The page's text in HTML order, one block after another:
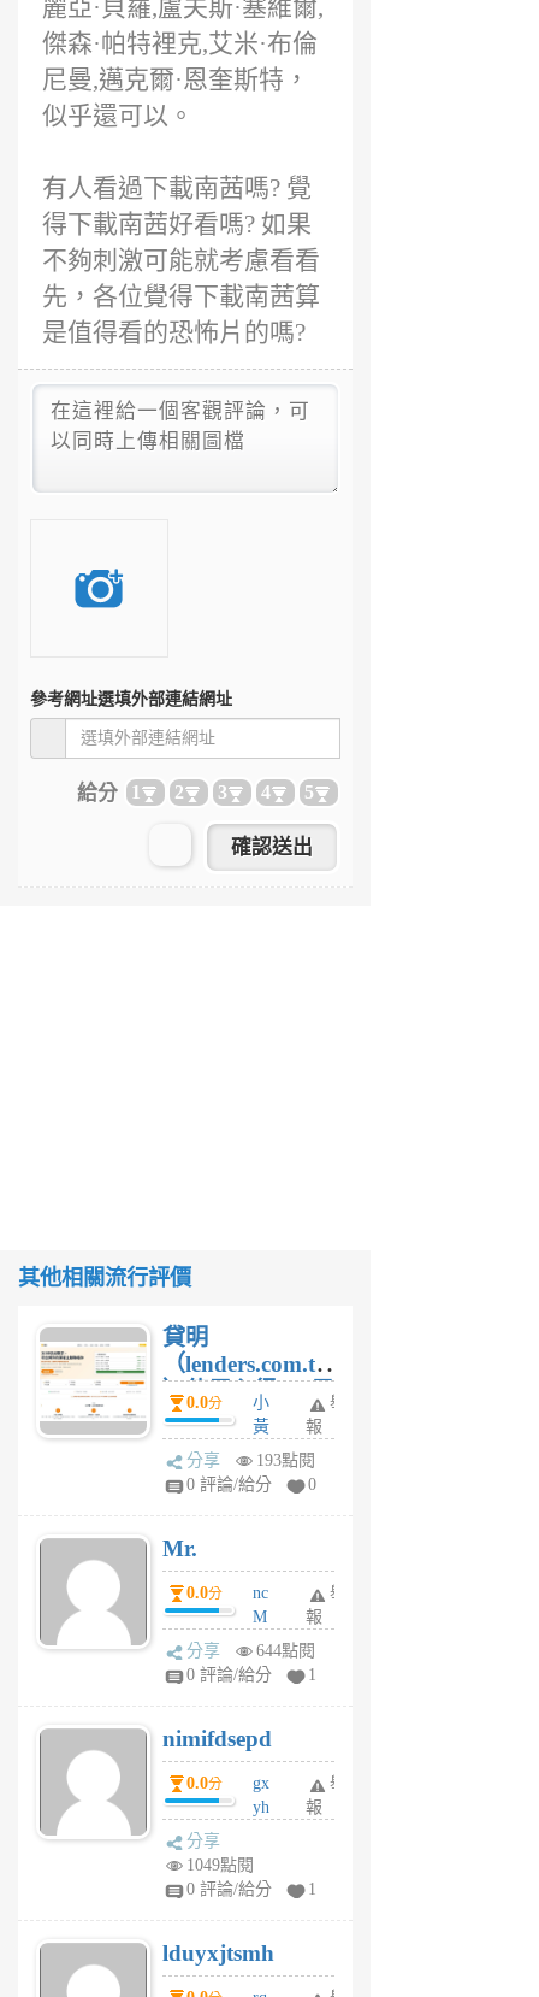
麗亞·貝羅,盧夫斯·塞維爾,
傑森·帕特裡克,艾米·布倫
尼曼,邁克爾·恩奎斯特，
似乎還可以。
有人看過下載南茜嗎? 覺
得下載南茜好看嗎? 如果
不夠刺激可能就考慮看看
先，各位覺得下載南茜算
是值得看的恐怖片的嗎?
參考網址選填外部連結網址
給分 1 2 3 4 5
其他相關流行評價
貸明
（lenders.com.tw
）使用心得 — 民
間貸款比較平台
體驗
0.0分
小
黃
蜂
1
舉
報
分享
193點閱
0 評論/給分
0
Mr.
0.0分
nc
M
U
F
U
5
個
月
舉
報
分享
644點閱
0 評論/給分
1
nimifdsepd
0.0分
gx
yh
jl
月
前
舉
報
分享
1049點閱
0 評論/給分
1
lduyxjtsmh